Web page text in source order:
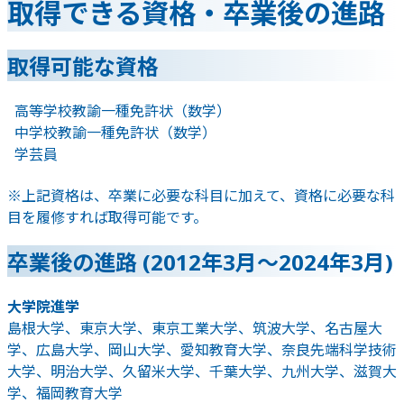
取得できる資格・卒業後の進路
取得可能な資格
高等学校教諭一種免許状（数学）
中学校教諭一種免許状（数学）
学芸員
※上記資格は、卒業に必要な科目に加えて、資格に必要な科
目を履修すれば取得可能です。
卒業後の進路 (2012年3月～2024年3月)
大学院進学
島根大学、東京大学、東京工業大学、筑波大学、名古屋大
学、広島大学、岡山大学、愛知教育大学、奈良先端科学技術
大学、明治大学、久留米大学、千葉大学、九州大学、滋賀大
学、福岡教育大学